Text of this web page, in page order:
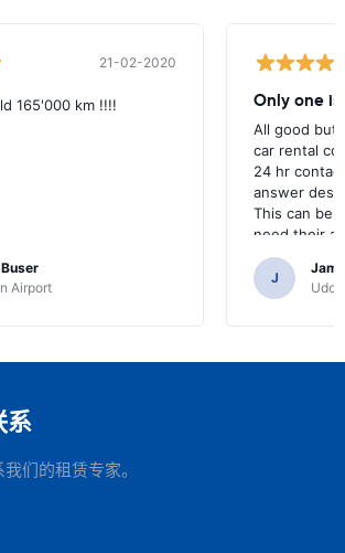
21-02-2020
165'000 km !!!!
Airport
Only one
All good but
car rental
24 hr
answer
This can be
need their
services or
J
系
们的租赁专家。